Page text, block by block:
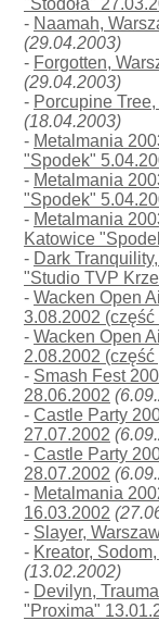
"Stodoła"
- Naamah,
(29.04.2003)
- Forgotten,
(29.04.2003)
- Porcupine
(18.04.2003)
- Metalmania
"Spodek"
- Metalmania
"Spodek"
- Metalmania
Katowice
- Dark
"Studio TVP
-Wacken Open
3.08.2002 (część
-Wacken Open
2.08.2002
- Smash Fest
28.06.2002
-Castle Party
27.07.2002
-Castle Party
28.07.2002
- Metalmania
16.03.2002
- Slayer,
- Kreator,
(13.02.2002)
- Devilyn,
"Proxima"